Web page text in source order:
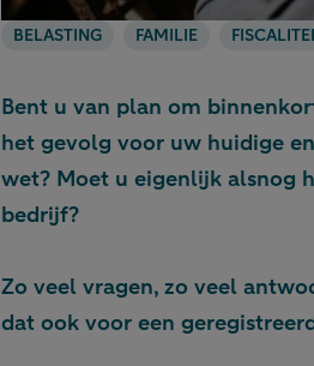
BELASTING FAMILIE
Bent u van plan om
het gevolg voor uw huidige
wet? Moet u eigenlijk alsnog
bedrijf?
Zo veel vragen, zo veel
dat ook voor een